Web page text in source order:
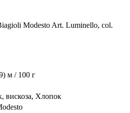
Мodesto Art. Luminello, col.
м / 100 г
вискоза, Хлопок